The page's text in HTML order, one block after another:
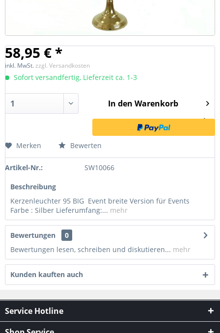
58,95 € *
inkl. MwSt.zzgl. Versandkosten
Sofort versandfertig, Lieferzeit ca. 1-3
In den Warenkorb
Merken Bewerten
Artikel-Nr.: SW10066
Beschreibung
Kerzenleuchter 95 BIG Event breite Version für Events
Farbe : Silber Lieferumfang:... mehr
Bewertungen
0
Bewertungen lesen, schreiben und diskutieren... mehr
Kunden kauften auch
Service Hotline